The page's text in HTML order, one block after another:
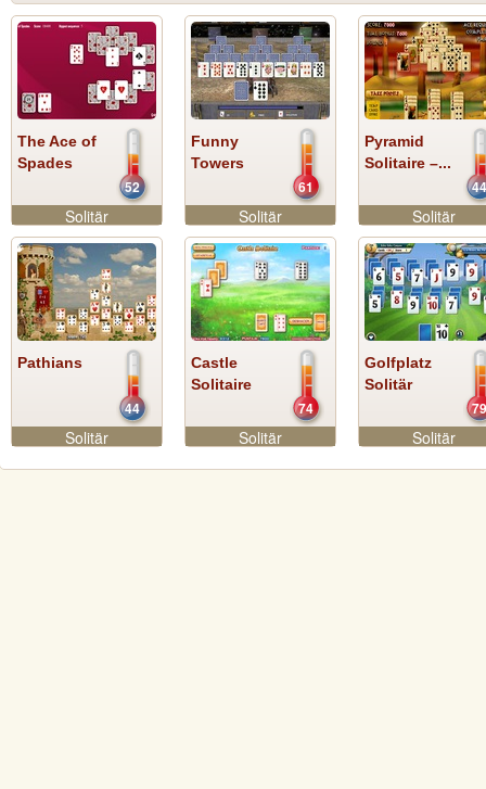
The Ace of
Spades
52
Solitär
Funny
Towers
61
Solitär
Pyramid
Solitaire –...
44
Solitär
Pathians
44
Solitär
Castle
Solitaire
74
Solitär
Golfplatz
Solitär
79
Solitär